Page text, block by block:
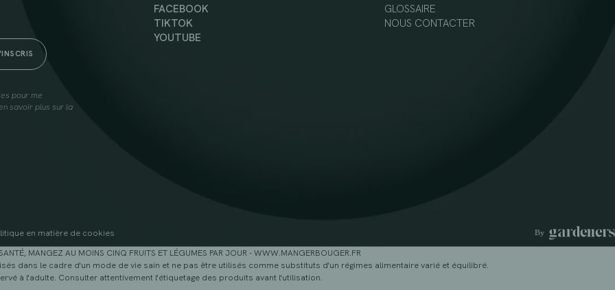
pour me
savoir plus sur la
FACEBOOK
TIKTOK
YOUTUBE
GLOSSAIRE
NOUS CONTACTER
en matière de cookies
SANTÉ, MANGEZ AU MOINS CINQ FRUITS ET LÉGUMES PAR JOUR - WWW.MANGERBOUGER.FR
dans le cadre d'un mode de vie sain et ne pas être utilisés comme substituts d'un régimes alimentaire varié et équilibré.
à l'adulte. Consulter attentivement l'étiquetage des produits avant l'utilisation.